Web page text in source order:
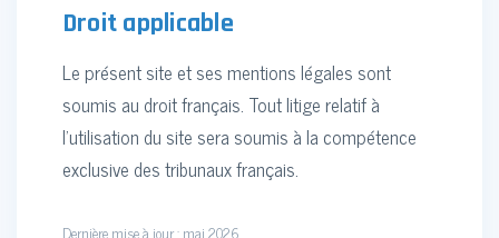
Droit applicable
Le présent site et ses mentions légales sont
soumis au droit français. Tout litige relatif à
l'utilisation du site sera soumis à la compétence
exclusive des tribunaux français.
Dernière mise à jour : mai 2026